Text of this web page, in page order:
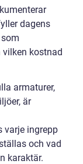
dagens
vilken kostnad
armaturer,
är
varje ingrepp
och vad
karaktär.